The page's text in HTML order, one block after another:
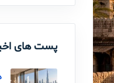
پست های